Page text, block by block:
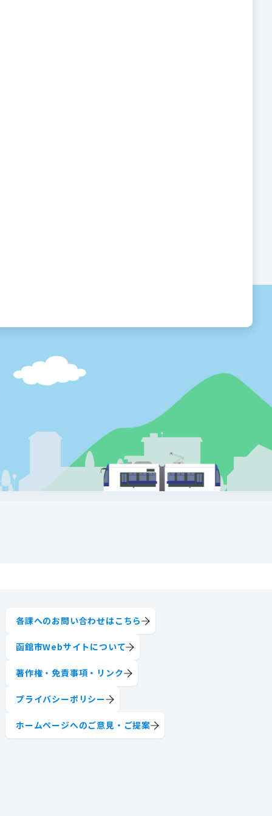
各課へのお問い合わせはこちら
函館市Webサイトについて
著作権・免責事項・リンク
プライバシーポリシー
ホームページへのご意見・ご提案